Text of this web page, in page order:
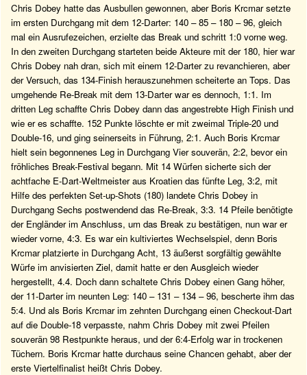
Chris Dobey hatte das Ausbullen gewonnen, aber Boris Krcmar setzte
im ersten Durchgang mit dem 12-Darter: 140 – 85 – 180 – 96, gleich
mal ein Ausrufezeichen, erzielte das Break und schritt 1:0 vorne weg.
In den zweiten Durchgang starteten beide Akteure mit der 180, hier war
Chris Dobey nah dran, sich mit einem 12-Darter zu revanchieren, aber
der Versuch, das 134-Finish herauszunehmen scheiterte an Tops. Das
umgehende Re-Break mit dem 13-Darter war es dennoch, 1:1. Im
dritten Leg schaffte Chris Dobey dann das angestrebte High Finish und
wie er es schaffte. 152 Punkte löschte er mit zweimal Triple-20 und
Double-16, und ging seinerseits in Führung, 2:1. Auch Boris Krcmar
hielt sein begonnenes Leg in Durchgang Vier souverän, 2:2, bevor ein
fröhliches Break-Festival begann. Mit 14 Würfen sicherte sich der
achtfache E-Dart-Weltmeister aus Kroatien das fünfte Leg, 3:2, mit
Hilfe des perfekten Set-up-Shots (180) landete Chris Dobey in
Durchgang Sechs postwendend das Re-Break, 3:3. 14 Pfeile benötigte
der Engländer im Anschluss, um das Break zu bestätigen, nun war er
wieder vorne, 4:3. Es war ein kultiviertes Wechselspiel, denn Boris
Krcmar platzierte in Durchgang Acht, 13 äußerst sorgfältig gewählte
Würfe im anvisierten Ziel, damit hatte er den Ausgleich wieder
hergestellt, 4.4. Doch dann schaltete Chris Dobey einen Gang höher,
der 11-Darter im neunten Leg: 140 – 131 – 134 – 96, bescherte ihm das
5:4. Und als Boris Krcmar im zehnten Durchgang einen Checkout-Dart
auf die Double-18 verpasste, nahm Chris Dobey mit zwei Pfeilen
souverän 98 Restpunkte heraus, und der 6:4-Erfolg war in trockenen
Tüchern. Boris Krcmar hatte durchaus seine Chancen gehabt, aber der
erste Viertelfinalist heißt Chris Dobey.